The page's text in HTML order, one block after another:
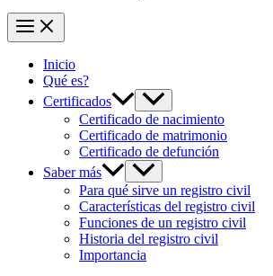
Inicio
Qué es?
Certificados
Certificado de nacimiento
Certificado de matrimonio
Certificado de defunción
Saber más
Para qué sirve un registro civil
Características del registro civil
Funciones de un registro civil
Historia del registro civil
Importancia